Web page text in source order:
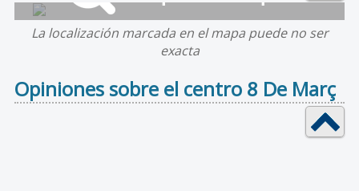
La localización marcada en el mapa puede no ser
exacta
Opiniones sobre el centro 8 De Març